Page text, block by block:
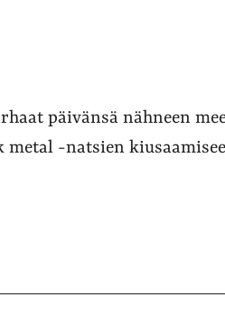
päivänsä nähneen
-natsien